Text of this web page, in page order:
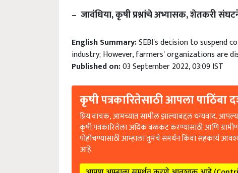
– जावंधिया, कृषी प्रश्नांचे अभ्यासक, शेतकरी
English Summary:SEBI's decision to
industry; However, farmers' organizations are
Published on:03 September 2022, 03:09 IST
कृषी पत्रकारितेसाठी आपला पाठिंबा
प्रिय वाचक, आमच्यात सामील झाल्याबद्दल धन्यवाद.
कृषी पत्रकारितेला अधिक बळकट करण्यासाठी आणि
पोहोचण्यासाठी आम्हाला तुमचे समर्थन किंवा सहकार्य
आहे.
आपण आम्हाला समर्थन करणे आवश्यक आहे